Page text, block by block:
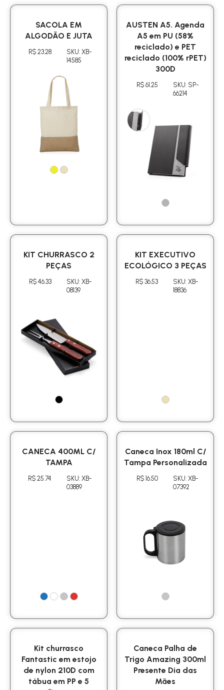
SACOLA EM
ALGODÃO E JUTA
R$ 23.28
SKU: XB-
14585
AUSTEN A5. Agenda
A5 em PU (58%
reciclado) e PET
reciclado (100% rPET)
300D
R$ 61.25
SKU: SP-
66214
KIT CHURRASCO 2
PEÇAS
R$ 46.33
SKU: XB-
08139
KIT EXECUTIVO
ECOLÓGICO 3 PEÇAS
R$ 36.53
SKU: XB-
18836
CANECA 400ML C/
TAMPA
R$ 25.74
SKU: XB-
03889
Caneca Inox 180ml C/
Tampa Personalizada
R$ 16.50
SKU: XB-
07392
Kit churrasco
Fantastic em estojo
de nylon 210D com
tábua em PP e 5
Caneca Palha de
Trigo Amazing 300ml
Presente Dia das
Mães